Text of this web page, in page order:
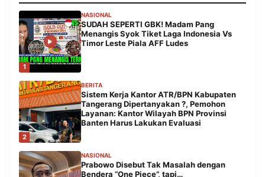
1
NASIONAL
SUDAH SEPERTI GBK! Madam Pang
Menangis Syok Tiket Laga Indonesia Vs
Timor Leste Piala AFF Ludes
2
BERITA
Sistem Kerja Kantor ATR/BPN Kabupaten
Tangerang Dipertanyakan ?, Pemohon
Layanan: Kantor Wilayah BPN Provinsi
Banten Harus Lakukan Evaluasi
NASIONAL
Prabowo Disebut Tak Masalah dengan
Bendera “One Piece”, tapi…